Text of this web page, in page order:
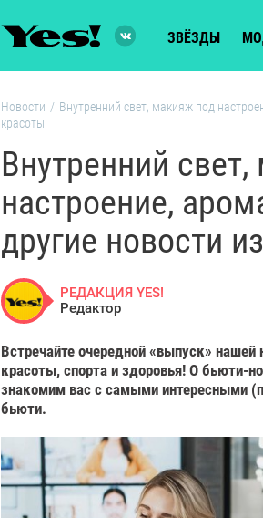
ЗВЁЗДЫ
Новости / Внутренний свет, макияж под
красоты
Внутренний
настроение,
другие новости
РЕДАКЦИЯ YES!
Редактор
Встречайте очередной «выпуск»
красоты, спорта и здоровья! О бьюти-
знакомим вас с самыми интересными
бьюти.